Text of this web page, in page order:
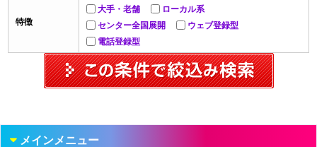
特徴
大手・老舗
ローカル系
センター全国展開
ウェブ登録型
電話登録型
メインメニュー